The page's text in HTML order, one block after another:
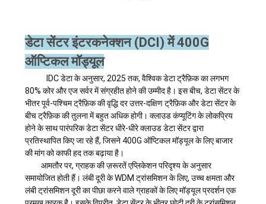
हमसे
संपर्क
समाचार
डेटा सेंटर इंटरकनेक्शन (DCI) में 400G
ऑप्टिकल मॉड्यूल
IDC डेटा के अनुसार, 2025 तक, वैश्विक डेटा ट्रैफ़िक का लगभग
80% कोर और एज सर्वर में संग्रहीत होने की उम्मीद है। इस बीच, डेटा सेंटर के
भीतर पूर्व-पश्चिम ट्रैफ़िक की वृद्धि दर उत्तर-दक्षिण ट्रैफ़िक और डेटा सेंटर के
बीच ट्रैफ़िक की तुलना में बहुत अधिक होगी। क्लाउड कंप्यूटिंग के लोकप्रिय
होने के साथ पारंपरिक डेटा सेंटर धीरे-धीरे क्लाउड डेटा सेंटर द्वारा
प्रतिस्थापित किए जा रहे हैं, जिसने 400G ऑप्टिकल मॉड्यूल के लिए बाजार
की मांग को काफी हद तक बढ़ाया है।
आमतौर पर, ग्राहक की ज़रूरतें एप्लिकेशन परिदृश्य के अनुसार
समायोजित होती हैं। लंबी दूरी के WDM ट्रांसमिशन के लिए, उच्च क्षमता और
लंबी ट्रांसमिशन दूरी का पीछा करने वाले ग्राहकों के लिए मॉड्यूल प्रदर्शन एक